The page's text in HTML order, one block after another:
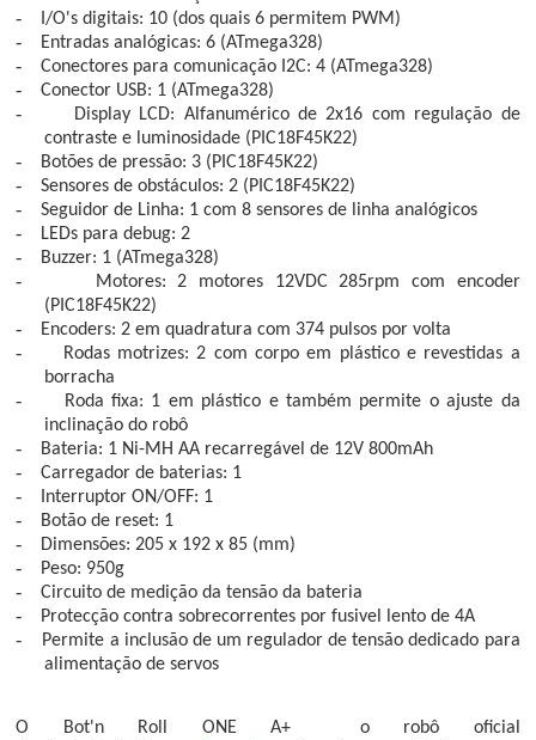
- I/O's digitais: 10 (dos quais 6 permitem PWM)
- Entradas analógicas: 6 (ATmega328)
- Conectores para comunicação I2C: 4 (ATmega328)
- Conector USB: 1 (ATmega328)
- Display LCD: Alfanumérico de 2x16 com regulação de
contraste e luminosidade (PIC18F45K22)
- Botões de pressão: 3 (PIC18F45K22)
- Sensores de obstáculos: 2 (PIC18F45K22)
- Seguidor de Linha: 1 com 8 sensores de linha analógicos
- LEDs para debug: 2
- Buzzer: 1 (ATmega328)
- Motores: 2 motores 12VDC 285rpm com encoder
(PIC18F45K22)
- Encoders:2 em quadratura com 374 pulsos por volta
- Rodas motrizes: 2 com corpo em plástico e revestidas a
borracha
- Roda fixa: 1 em plástico e também permite o ajuste da
inclinação do robô
- Bateria: 1 Ni-MH AA recarregável de 12V 800mAh
- Carregador de baterias: 1
- Interruptor ON/OFF: 1
- Botão de reset: 1
- Dimensões: 205 x 192 x 85 (mm)
- Peso: 950g
- Circuito de medição da tensão da bateria
- Protecção contra sobrecorrentes por fusivel lento de 4A
-
Permite a inclusão de um regulador de tensão dedicado para
alimentação de servos
O Bot'n Roll ONE A+
o robô oficial